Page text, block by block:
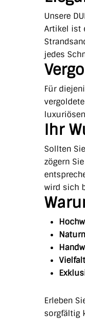
Unsere
Artikel ist
jedes
Für
Ihr
Sollten
zögern
wird sich
Vielfalt
Erleben
sorgfältig